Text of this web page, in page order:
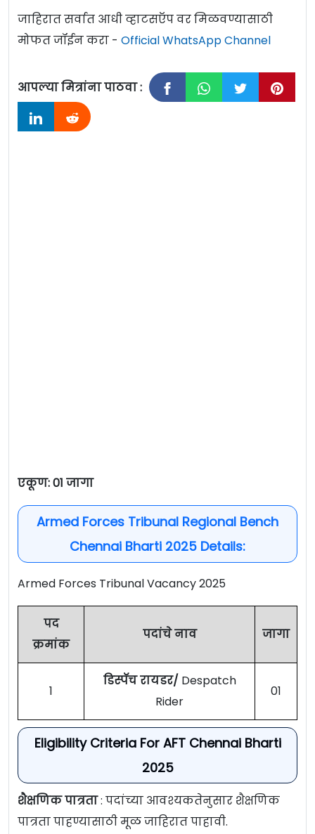
जाहिरात सर्वात आधी व्हाटसऍप वर मिळवण्यासाठी
मोफत जॉईन करा - Official WhatsApp Channel
आपल्या मित्रांना पाठवा :
एकूण: 01 जागा
Armed Forces Tribunal Regional Bench
Chennai Bharti 2025 Details:
Armed Forces Tribunal Vacancy 2025
पद
क्रमांक
पदांचे नाव जागा
1
डिस्पॅच रायडर/ Despatch
Rider
01
Eligibility Criteria For AFT Chennai Bharti
2025
शैक्षणिक पात्रता: पदांच्या आवश्यकतेनुसार शैक्षणिक
पात्रता पाहण्यासाठी मूळ जाहिरात पाहावी.